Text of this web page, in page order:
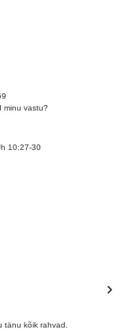
minu vastu?
10:27-30
tänu kõik rahvad.